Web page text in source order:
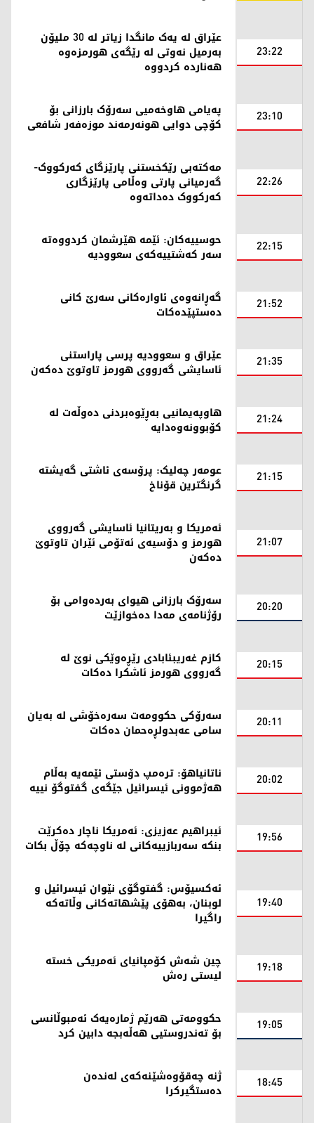
23:22
عێراق لە یەک مانگدا زیاتر لە 30 ملیۆن
بەرمیل نەوتی لە رێگەی هورمزەوە
هەناردە کردووە
23:10 پەیامی هاوخەمیی سەرۆک بارزانی بۆ
کۆچی دوایی هونەرمەند موزەفەر شافعی
22:26
مەکتەبی رێکخستنی پارێزگای کەرکووک-
گەرمیانی پارتی وەڵامی پارێزگاری
کەرکووک دەداتەوە
22:15 حوسییەکان: ئێمە هێرشمان کردووەتە
سەر کەشتییەکەی سعوودیە
21:52 گەڕانەوەی ئاوارەکانی سەرێ کانی
دەستپێدەکات
21:35 عێراق و سعوودیە پرسی پاراستنی
ئاسایشی گەرووی هورمز تاوتوێ دەکەن
21:24 هاوپەیمانیی بەڕێوەبردنی دەوڵەت لە
کۆبوونەوەدایە
21:15 عومەر چەلیک: پرۆسەی ئاشتی گەیشتە
گرنگترین قۆناخ
21:07
ئەمریکا و بەریتانیا ئاسایشی گەرووی
هورمز و دۆسیەی ئەتۆمی ئێران تاوتوێ
دەکەن
20:20 سەرۆک بارزانی هیوای بەردەوامی بۆ
رۆژنامەی مەدا دەخوازێت
20:15 کازم غەریبئابادی رێڕەوێکی نوێ لە
گەرووی هورمز ئاشکرا دەکات
20:11 سەرۆکی حکوومەت سەرەخۆشی لە بەیان
سامی عەبدولڕەحمان دەکات
20:02 ناتانیاهۆ: ترەمپ دۆستی ئێمەیە بەڵام
هەژموونی ئیسرائیل جێگەی گفتوگۆ نییە
19:56 ئیبراهیم عەزیزی: ئەمریکا ناچار دەکرێت
بنکە سەربازییەکانی لە ناوچەکە چۆڵ بکات
19:40
ئەکسیۆس: گفتوگۆی نێوان ئیسرائیل و
لوبنان، بەهۆی پێشهاتەکانی وڵاتەکە
راگیرا
19:18 چین شەش کۆمپانیای ئەمریکی خستە
لیستی رەش
19:05 حکوومەتی هەرێم ژمارەیەک ئەمبوڵانسی
بۆ تەندروستیی هەڵەبجە دابین کرد
18:45 ژنە چەقۆوەشێنەکەی لەندەن
دەستگیرکرا